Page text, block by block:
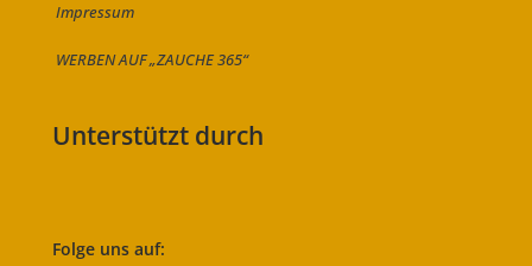
Impressum
WERBEN AUF „ZAUCHE 365“
Unterstützt durch
Folge uns auf: